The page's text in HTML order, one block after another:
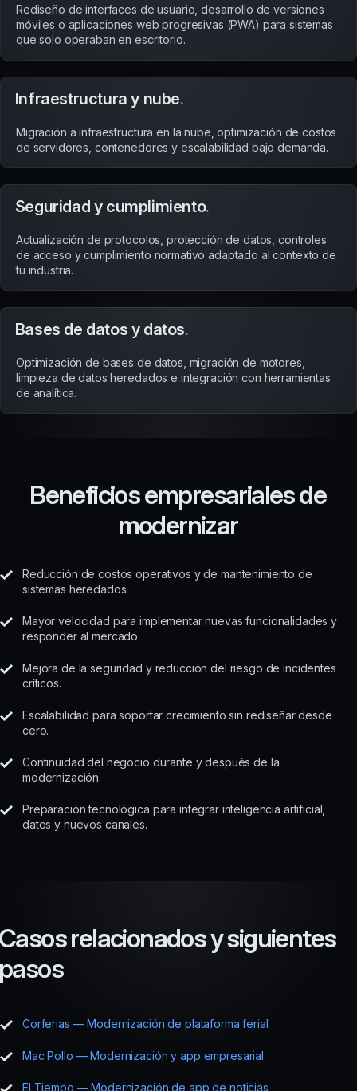
Rediseño de interfaces de usuario, desarrollo de versiones
móviles o aplicaciones web progresivas (PWA) para sistemas
que solo operaban en escritorio.
Infraestructura y nube.
Migración a infraestructura en la nube, optimización de costos
de servidores, contenedores y escalabilidad bajo demanda.
Seguridad y cumplimiento.
Actualización de protocolos, protección de datos, controles
de acceso y cumplimiento normativo adaptado al contexto de
tu industria.
Bases de datos y datos.
Optimización de bases de datos, migración de motores,
limpieza de datos heredados e integración con herramientas
de analítica.
Beneficios empresariales de
modernizar
Reducción de costos operativos y de mantenimiento de
sistemas heredados.
Mayor velocidad para implementar nuevas funcionalidades y
responder al mercado.
Mejora de la seguridad y reducción del riesgo de incidentes
críticos.
Escalabilidad para soportar crecimiento sin rediseñar desde
cero.
Continuidad del negocio durante y después de la
modernización.
Preparación tecnológica para integrar inteligencia artificial,
datos y nuevos canales.
relacionados y siguientes
Corferias — Modernización de plataforma ferial
Mac Pollo — Modernización y app empresarial
El Tiempo — Modernización de app de noticias